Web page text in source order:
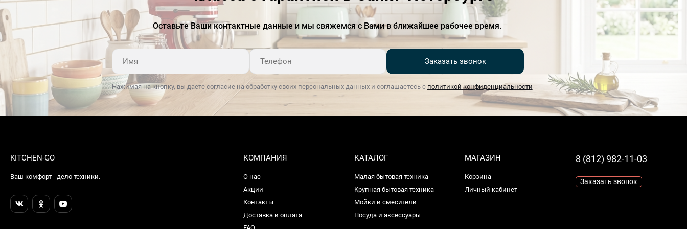
Пластик
Материал капучинатора Хромированная латунь
Материал корпуса
Материал основания
Панель управления Кнопки
01.июн
Ширина (см) 20 см
Оставьте Ваши контактные данные и мы свяжемся с Вами в ближайшее рабочее время.
Заказать звонок
Нажимая на кнопку, вы даете согласие на обработку своих персональных данных и соглашаетесь с политикой конфиденциальности
KITCHEN-GO
Ваш комфорт - дело техники.
КОМПАНИЯ
О нас
Акции
Контакты
Доставка и оплата
КАТАЛОГ
Малая бытовая техника
Крупная бытовая техника
Мойки и смесители
Посуда и аксессуары
МАГАЗИН
Корзина
Личный кабинет
8 (812) 982-11-03
Заказать звонок